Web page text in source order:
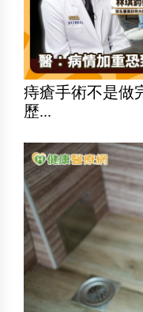
痔瘡手術不是做
歷...